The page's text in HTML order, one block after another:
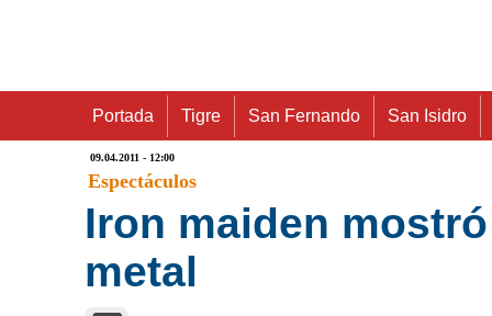
Portada Tigre San Fernando San Isidro
09.04.2011 - 12:00
Espectáculos
Iron maiden
metal